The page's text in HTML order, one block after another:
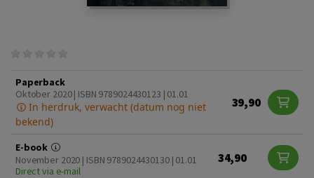
Paperback
Oktober 2020 | ISBN 9789024430123 | 01.01
In herdruk, verwacht (datum nog niet
bekend)
39,90
E-book
November 2020 | ISBN 9789024430130 | 01.01
Direct via e-mail
34,90